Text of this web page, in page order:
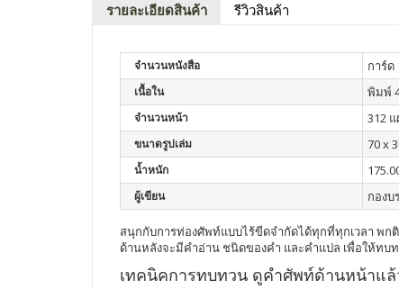
รายละเอียดสินค้า รีวิวสินค้า
จำนวนหนังสือ การ์ด
เนื้อใน พิมพ์
จำนวนหน้า 312
ขนาดรูปเล่ม 70 x
น้ำหนัก
ผู้เขียน กองบ
สนุกกับการท่องศัพท์แบบไร้ขีดจำกัดได้ทุกที่ทุกเวลา พก
ด้านหลังจะมีคำอ่าน ชนิดของคำ และคำแปล เพื่อให้ทบ
เทคนิคการทบทวน ดูคำศัพท์ด้านหน้าแ